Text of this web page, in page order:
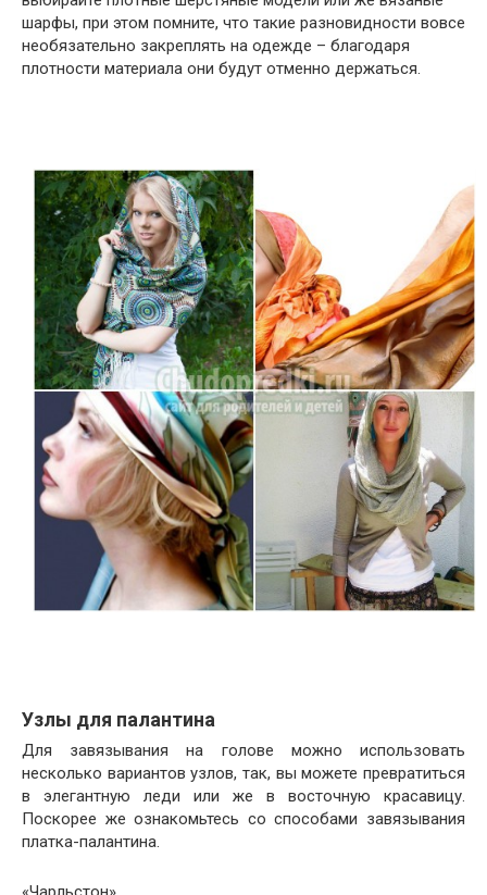
шарфы, при этом помните, что такие разновидности вовсе
необязательно закреплять на одежде – благодаря
плотности материала они будут отменно держаться.
Узлы для палантина
Для завязывания на голове можно использовать
несколько вариантов узлов, так, вы можете превратиться
в элегантную леди или же в восточную красавицу.
Поскорее же ознакомьтесь со способами завязывания
платка-палантина.